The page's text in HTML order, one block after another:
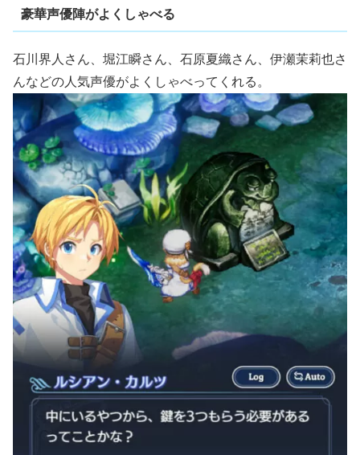
豪華声優陣がよくしゃべる
石川界人さん、堀江瞬さん、石原夏織さん、伊瀬茉莉也さ
んなどの人気声優がよくしゃべってくれる。